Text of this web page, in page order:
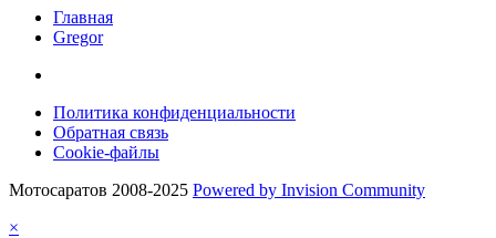
Главная
Gregor
Политика конфиденциальности
Обратная связь
Cookie-файлы
Мотосаратов 2008-2025 Powered by Invision Community
×